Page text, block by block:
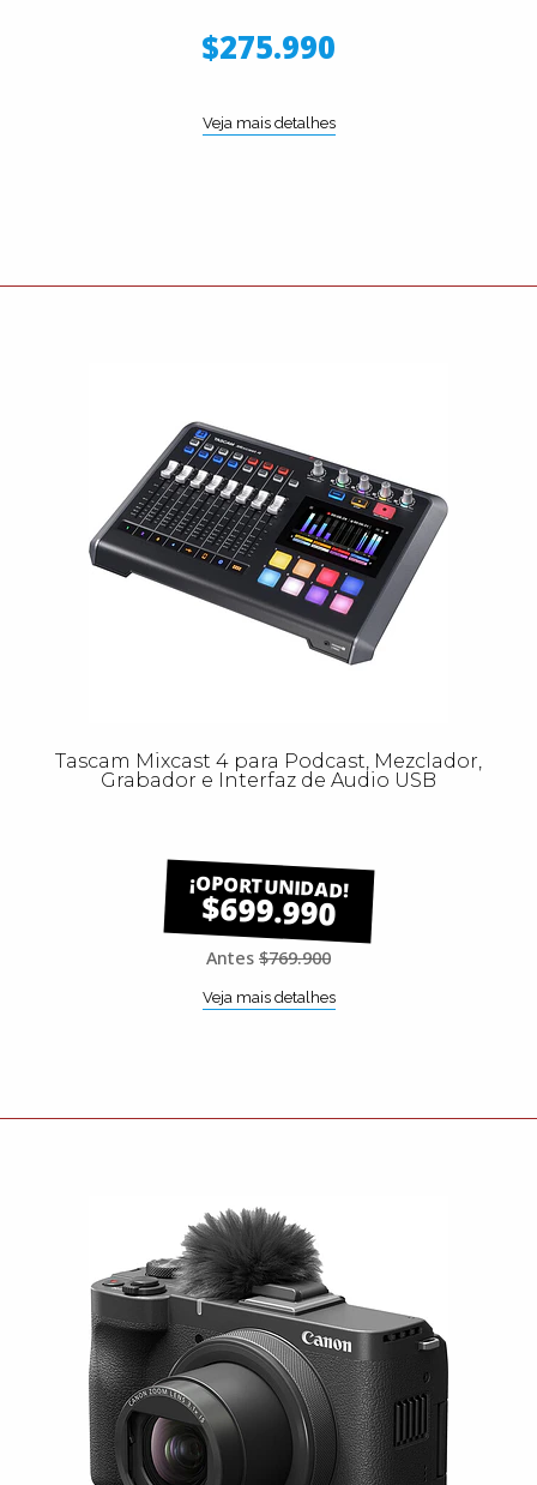
$275.990
Veja mais detalhes
Tascam Mixcast 4 para Podcast, Mezclador,
Grabador e Interfaz de Audio USB
$699.990
Antes $769.900
Veja mais detalhes